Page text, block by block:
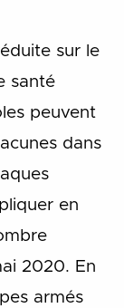
sur le
santé
peuvent
dans
en
2020. En
armés